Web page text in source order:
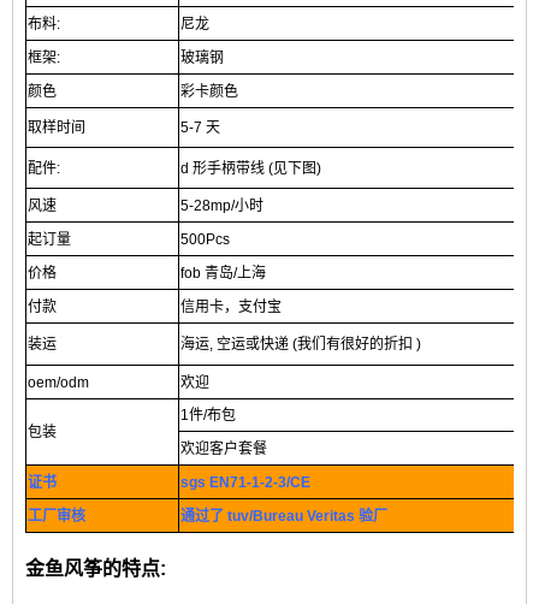
布料:
尼龙
框架:
玻璃钢
颜色
彩卡颜色
取样时间 5-7 天
配件: d 形手柄带线 (见下图)
风速
5-28mp/小时
起订量
500Pcs
价格
fob 青岛/上海
付款
信用卡，支付宝
装运 海运, 空运或快递 (我们有很好的折扣 )
oem/odm 欢迎
包装
1件/布包
欢迎客户套餐
证书
sgs EN71-1-2-3/CE
工厂审核
通过了 tuv/Bureau Veritas 验厂
金鱼风筝的特点: